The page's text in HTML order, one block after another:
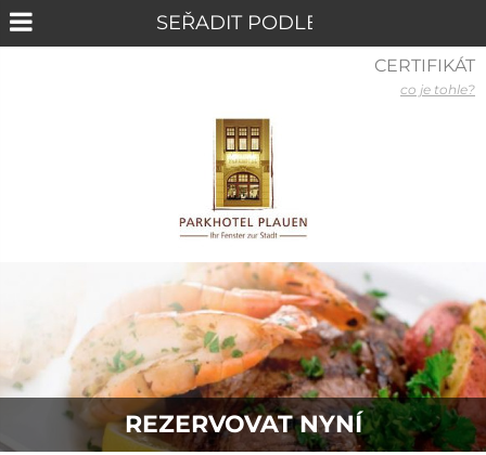
REZERVOVAT NYNÍ
CERTIFIKÁT
co je tohle?